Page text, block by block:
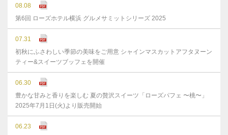
08.08
第6回 ローズホテル横浜 グルメサミットシリーズ 2025
07.31
初秋にふさわしい季節の美味をご用意 シャインマスカットアフタヌーン
ティー&スイーツブッフェを開催
06.30
豊かな⽢みと⾹りを楽しむ 夏の贅沢スイーツ「ローズパフェ 〜桃〜」
2025年7⽉1⽇(⽕)より販売開始
06.23